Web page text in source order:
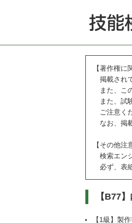
【著作権に
掲載され
また、こ
また、試
ご注意く
なお、掲
【その他注
検索エン
必ず、表
【B77
【1級】製